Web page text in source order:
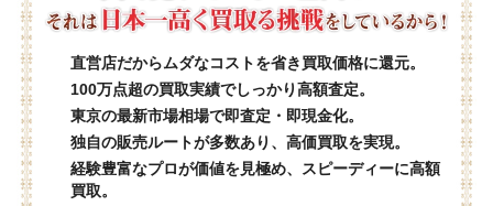
直営店だからムダなコストを省き買取価格に還元。
100万点超の買取実績でしっかり高額査定。
東京の最新市場相場で即査定・即現金化。
独自の販売ルートが多数あり、高価買取を実現。
経験豊富なプロが価値を見極め、スピーディーに高額
買取。